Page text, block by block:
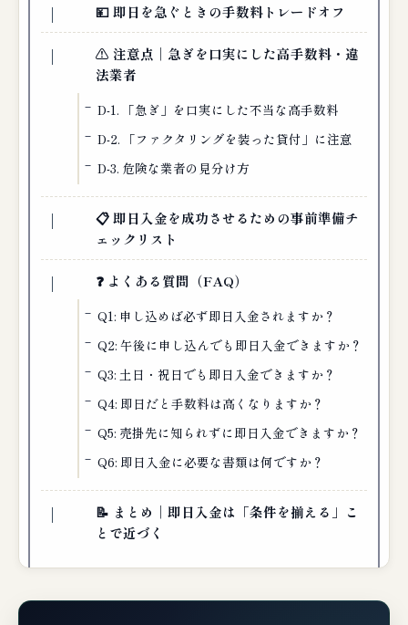
💴 即日を急ぐときの手数料トレードオフ
⚠️ 注意点｜急ぎを口実にした高手数料・違
法業者
D-1. 「急ぎ」を口実にした不当な高手数料
D-2. 「ファクタリングを装った貸付」に注意
D-3. 危険な業者の見分け方
📋 即日入金を成功させるための事前準備チ
ェックリスト
❓ よくある質問（FAQ）
Q1: 申し込めば必ず即日入金されますか？
Q2: 午後に申し込んでも即日入金できますか？
Q3: 土日・祝日でも即日入金できますか？
Q4: 即日だと手数料は高くなりますか？
Q5: 売掛先に知られずに即日入金できますか？
Q6: 即日入金に必要な書類は何ですか？
📝 まとめ｜即日入金は「条件を揃える」こ
とで近づく